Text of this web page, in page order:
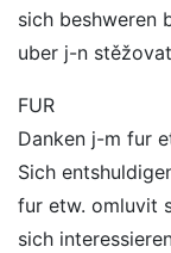
sich beshweren
uber j-n
FUR
Danken j-m fur
Sich
fur etw. omluvit
sich